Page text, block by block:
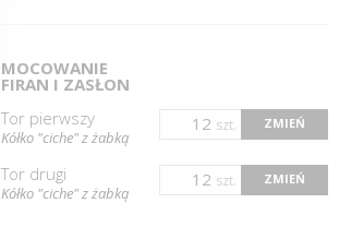
MOCOWANIE
FIRAN I ZASŁON
Tor pierwszy
Kółko "ciche" z żabką
szt. ZMIEŃ
Tor drugi
Kółko "ciche" z żabką
szt. ZMIEŃ